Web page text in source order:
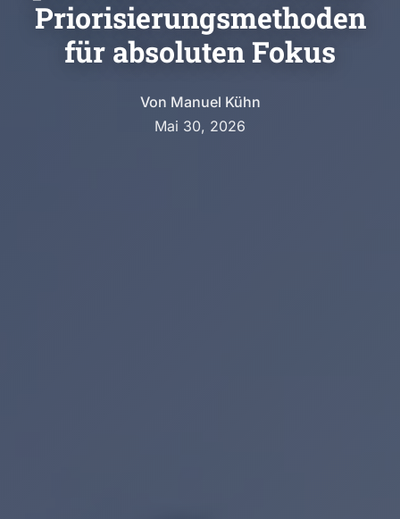
Priorisierungsmethoden
für absoluten Fokus
Von Manuel Kühn
Mai 30, 2026